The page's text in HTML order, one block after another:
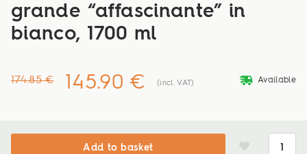
grande “affascinante” in
bianco, 1700 ml
174.85 € 145.90 € (incl. VAT) deliveryvan Available
Add to basket